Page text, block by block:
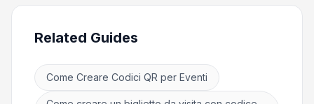
Related Guides
Come Creare Codici QR per Eventi